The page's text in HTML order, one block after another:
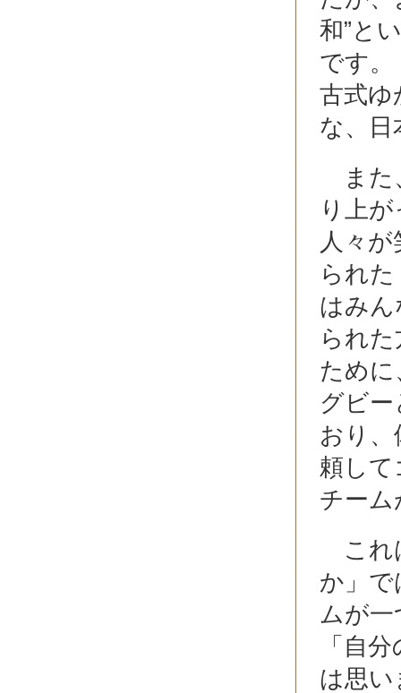
和”と
です。
古式ゆ
な、
また
り上
人々
られ
はみ
られ
ため
グビ
おり
頼し
チー
これ
か」
ムが一
「自
は思